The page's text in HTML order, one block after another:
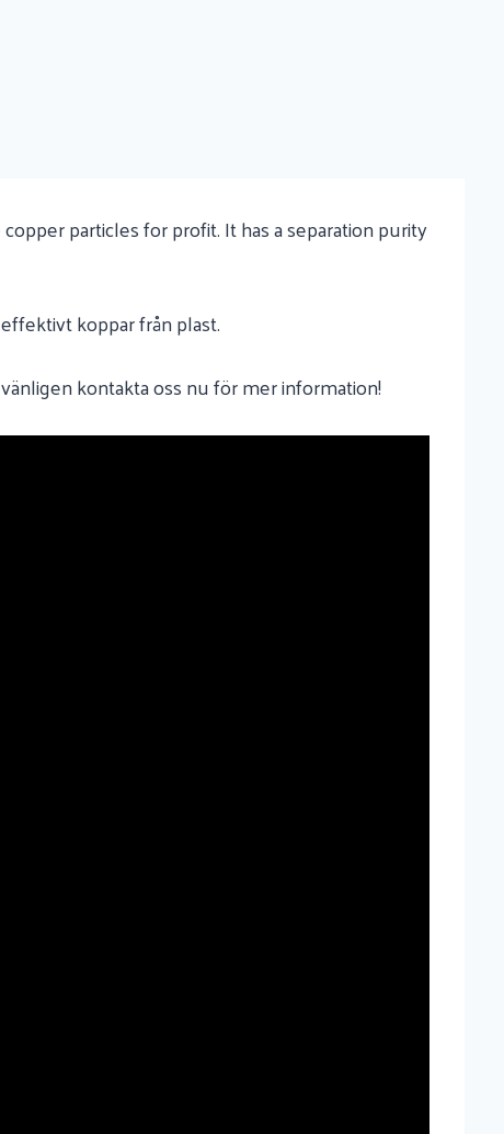
particles for profit. It has a separation purity
koppar från plast.
kontakta oss nu för mer information!